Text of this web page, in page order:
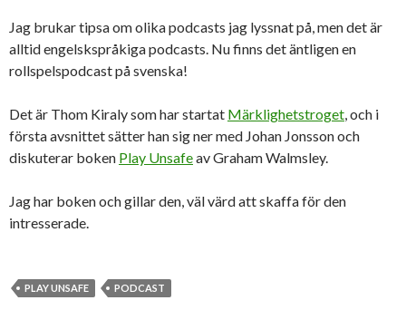
Jag brukar tipsa om olika podcasts jag lyssnat på, men det är
alltid engelskspråkiga podcasts. Nu finns det äntligen en
rollspelspodcast på svenska!
Det är Thom Kiraly som har startat Märklighetstroget, och i
första avsnittet sätter han sig ner med Johan Jonsson och
diskuterar boken Play Unsafeav Graham Walmsley.
Jag har boken och gillar den, väl värd att skaffa för den
intresserade.
PLAY UNSAFE PODCAST